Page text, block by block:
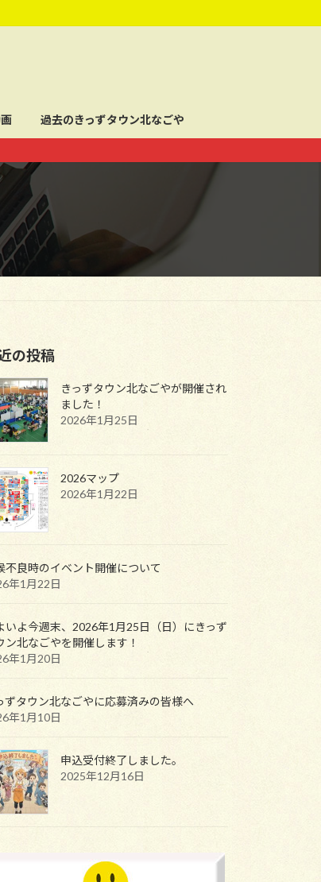
過去のきっずタウン北なごや
の投稿
きっずタウン北なごやが開催され
ました！
2026年1月25日
2026マップ
2026年1月22日
不良時のイベント開催について
年1月22日
いよ今週末、2026年1月25日（日）にきっず
ン北なごやを開催します！
年1月20日
ずタウン北なごやに応募済みの皆様へ
年1月10日
申込受付終了しました。
2025年12月16日